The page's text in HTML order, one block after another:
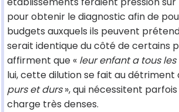
pour obtenir le diagnostic afin de
budgets auxquels ils peuvent
serait identique du côté de certains
affirment que « leur enfant a tous
lui, cette dilution se fait au détriment
purs et durs», qui nécessitent
charge très denses.